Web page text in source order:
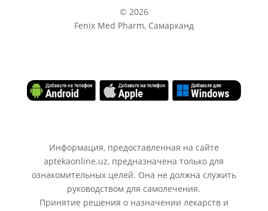
© 2026
Fenix Med Pharm, Самарканд
Информация, предоставленная на сайте
aptekaonline.uz, предназначена только для
ознакомительных целей. Она не должна служить
руководством для самолечения.
Принятие решения о назначении лекарств и